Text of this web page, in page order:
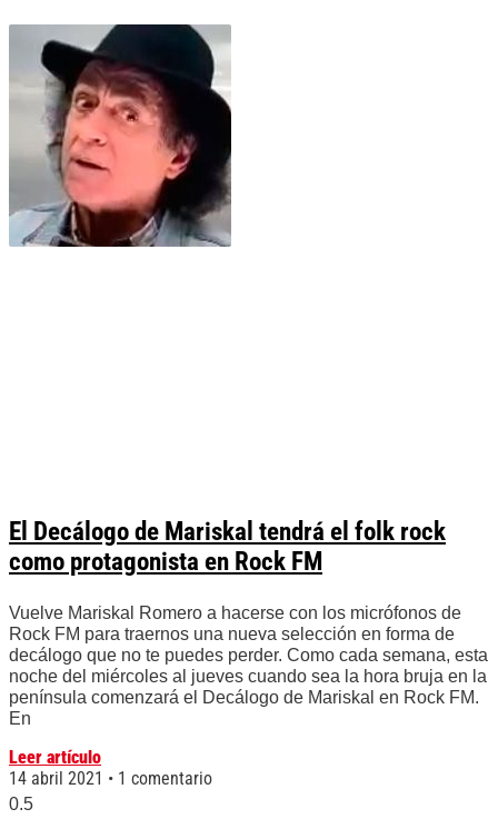
El Decálogo de Mariskal tendrá el folk rock
como protagonista en Rock FM
Vuelve Mariskal Romero a hacerse con los micrófonos de
Rock FM para traernos una nueva selección en forma de
decálogo que no te puedes perder. Como cada semana, esta
noche del miércoles al jueves cuando sea la hora bruja en la
península comenzará el Decálogo de Mariskal en Rock FM.
En
Leer artículo
14 abril 2021
1 comentario